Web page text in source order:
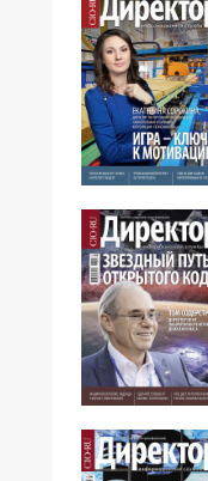
№10,2016
№8,2016